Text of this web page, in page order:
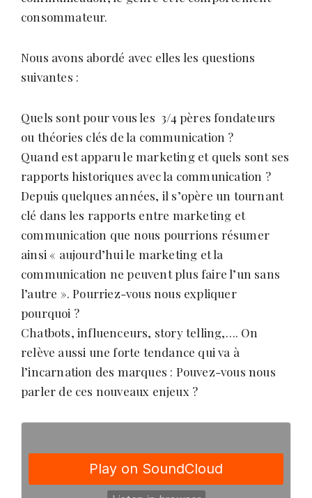
consommateur.
Nous avons abordé avec elles les questions
suivantes :
Quels sont pour vous les 3/4 pères fondateurs
ou théories clés de la communication ?
Quand est apparu le marketing et quels sont ses
rapports historiques avec la communication ?
Depuis quelques années, il s’opère un tournant
clé dans les rapports entre marketing et
communication que nous pourrions résumer
ainsi « aujourd’hui le marketing et la
communication ne peuvent plus faire l’un sans
l’autre ». Pourriez-vous nous expliquer
pourquoi ?
Chatbots, influenceurs, story telling,…. On
relève aussi une forte tendance qui va à
l’incarnation des marques : Pouvez-vous nous
parler de ces nouveaux enjeux ?